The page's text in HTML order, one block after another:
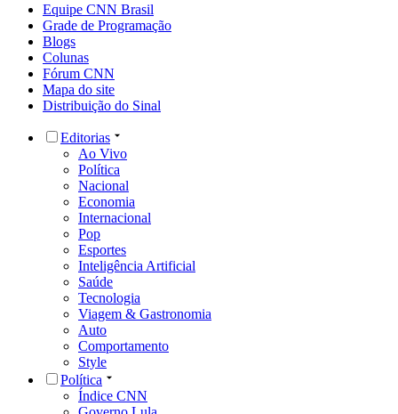
Equipe CNN Brasil
Grade de Programação
Blogs
Colunas
Fórum CNN
Mapa do site
Distribuição do Sinal
Editorias
Ao Vivo
Política
Nacional
Economia
Internacional
Pop
Esportes
Inteligência Artificial
Saúde
Tecnologia
Viagem & Gastronomia
Auto
Comportamento
Style
Política
Índice CNN